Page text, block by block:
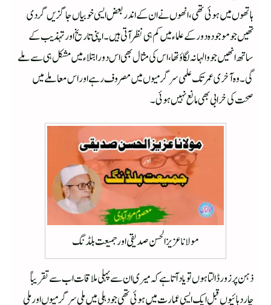
ہاتھوں میں ہوئی تھی، انھوں نے ان کے اندر بعض ایسی خوبیاں جاگزیں گردی
تھیں جو موجودہ دور کے علماء میں کم ہی نظر آتی ہیں۔ اپنی تاریخ اور تہذیب کے
ساتھ انھیں جو والہانہ لگاؤ تھا، اس کی مثال بھی اس دور ابتلاء میں مشکل ہی سے ملے
گی۔وہ آخری عمر تک علمی سرگرمیوں میں مصروف رہے اور اس معاملے میں
صحت کی خرابی بھی مانع نہیں ہوئی۔
مولانا عزیزالحسن صدیقی اور جمیعت بلڈنگ
ذہن پر زور ڈالتا ہوں تو یاد آتا ہے کہ میری ان سے پہلی ملاقات اب سے تقریباً
چاردہائیوں قبل ایک ایسی عمارت میں ہوئی تھی جو دہلی میں ملی سرگرمیوں اور ملی